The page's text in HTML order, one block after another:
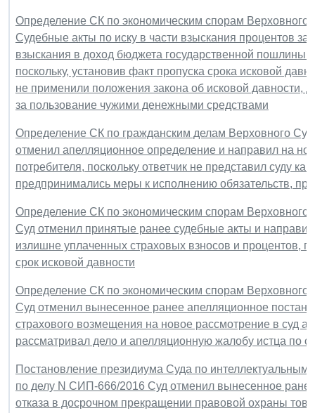
Определение СК по экономическим спорам
Судебные акты по иску в части взыскания процентов
взыскания в доход бюджета государственной пошлины
поскольку, установив факт пропуска срока исковой
не применили положения закона об исковой давности,
за пользование чужими денежными средствами
Определение СК по гражданским делам Верховного
отменил апелляционное определение и направил на
потребителя, поскольку ответчик не представил суду
предпринимались меры к исполнению обязательств,
Определение СК по экономическим спорам Верховного
Суд отменил принятые ранее судебные акты и
излишне уплаченных страховых взносов и процентов,
срок исковой давности
Определение СК по экономическим спорам
Суд отменил вынесенное ранее апелляционное
страхового возмещения на новое рассмотрение в суд
рассматривал дело и апелляционную жалобу истца по
Постановление президиума Суда по
по делу N СИП-666/2016 Суд отменил вынесенное
отказа в досрочном прекращении правовой охраны